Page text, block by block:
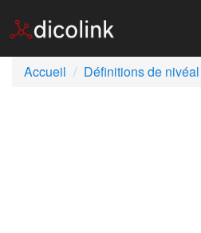
Accueil
Définitions de nivéal